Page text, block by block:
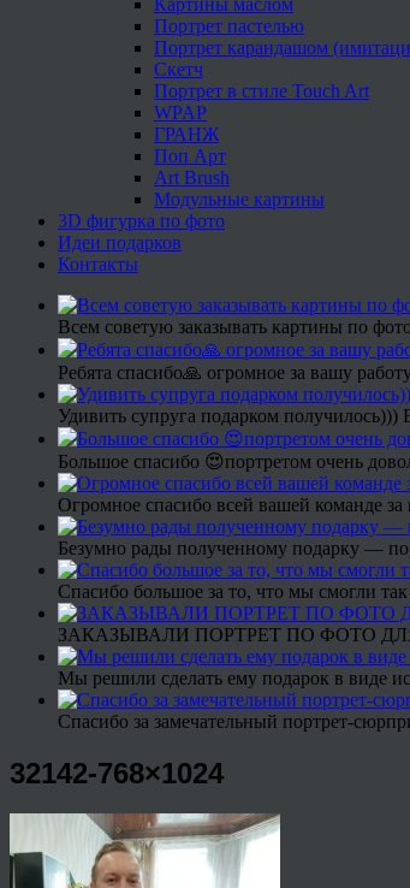
Портрет пастелью
Портрет карандашом
Скетч
Портрет в стиле Touch Art
WPAP
ГРАНЖ
Поп Арт
Art Brush
Модульные картины
3D фигурка по фото
Идеи подарков
Контакты
Всем советую заказывать картины по
Ребята спасибо🙏 огромное за вашу
Удивить супруга подарком
Большое спасибо 😍портретом очень
Огромное спасибо всей вашей команде за
Безумно рады полученному подарку —
Спасибо большое за то, что мы смогли
ЗАКАЗЫВАЛИ ПОРТРЕТ ПО ФОТО
Мы решили сделать ему подарок в виде
Спасибо за замечательный портрет-
32142-768×1024